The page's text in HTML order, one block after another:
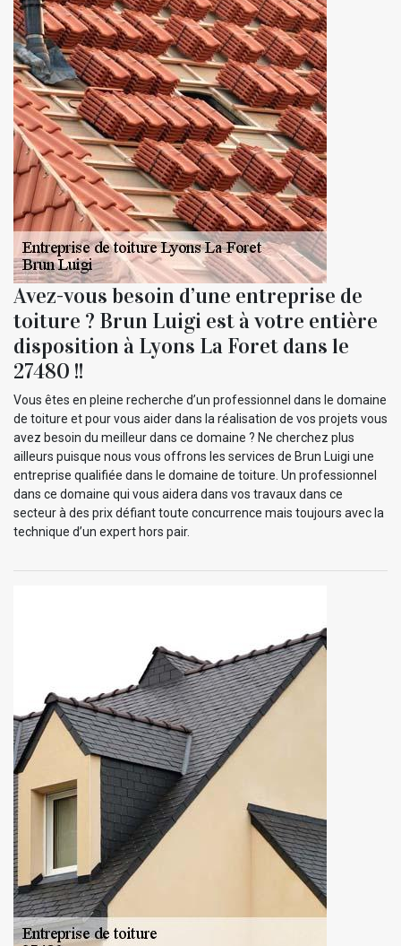
Avez-vous besoin d’une entreprise de
toiture ? Brun Luigi est à votre entière
disposition à Lyons La Foret dans le
27480 !!
Vous êtes en pleine recherche d’un professionnel dans le domaine
de toiture et pour vous aider dans la réalisation de vos projets vous
avez besoin du meilleur dans ce domaine ? Ne cherchez plus
ailleurs puisque nous vous offrons les services de Brun Luigi une
entreprise qualifiée dans le domaine de toiture. Un professionnel
dans ce domaine qui vous aidera dans vos travaux dans ce
secteur à des prix défiant toute concurrence mais toujours avec la
technique d’un expert hors pair.